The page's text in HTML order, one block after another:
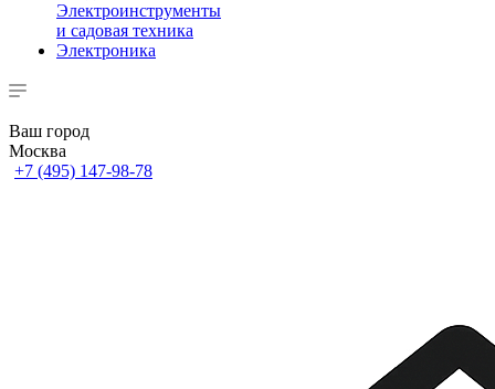
Электроинструменты
и садовая техника
Электроника
Ваш город
Москва
+7 (495) 147-98-78